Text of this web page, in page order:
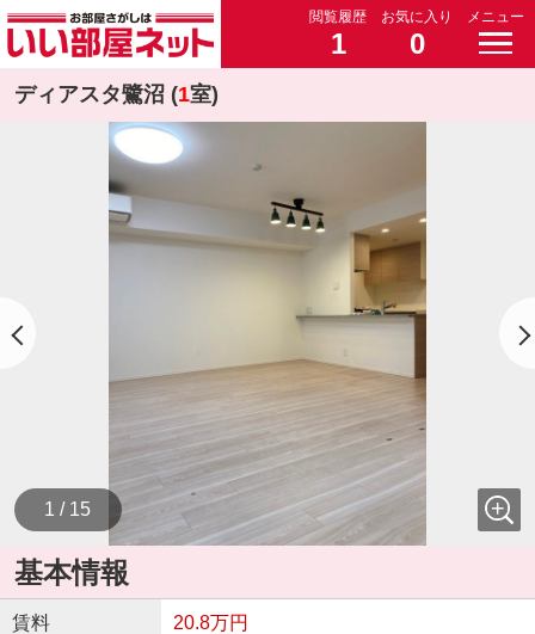
閲覧履歴
1
お気に入り
0
メニュー
ディアスタ鷺沼 (1室)
1 / 15
基本情報
賃料 20.8万円